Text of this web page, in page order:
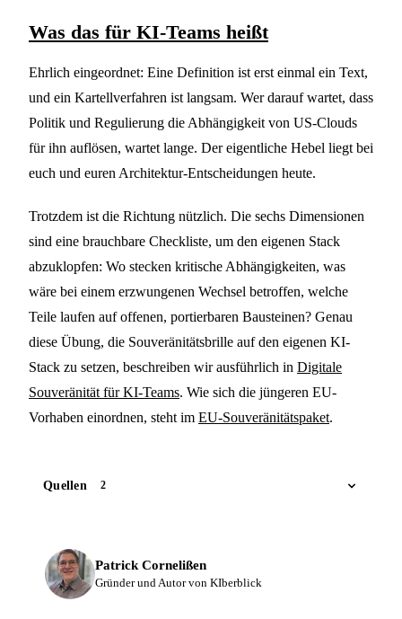
Was das für KI-Teams heißt
Ehrlich eingeordnet: Eine Definition ist erst einmal ein Text,
und ein Kartellverfahren ist langsam. Wer darauf wartet, dass
Politik und Regulierung die Abhängigkeit von US-Clouds
für ihn auflösen, wartet lange. Der eigentliche Hebel liegt bei
euch und euren Architektur-Entscheidungen heute.
Trotzdem ist die Richtung nützlich. Die sechs Dimensionen
sind eine brauchbare Checkliste, um den eigenen Stack
abzuklopfen: Wo stecken kritische Abhängigkeiten, was
wäre bei einem erzwungenen Wechsel betroffen, welche
Teile laufen auf offenen, portierbaren Bausteinen? Genau
diese Übung, die Souveränitätsbrille auf den eigenen KI-
Stack zu setzen, beschreiben wir ausführlich in Digitale
Souveränität für KI-Teams. Wie sich die jüngeren EU-
Vorhaben einordnen, steht im EU-Souveränitätspaket.
Quellen 2
Patrick Cornelißen
Gründer und Autor von KIberblick